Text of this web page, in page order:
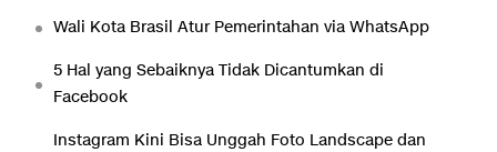
Wali Kota Brasil Atur Pemerintahan via WhatsApp
5 Hal yang Sebaiknya Tidak Dicantumkan di
Facebook
Instagram Kini Bisa Unggah Foto Landscape dan